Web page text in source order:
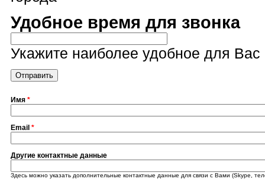
Удобное время для звонка
Укажите наиболее удобное для
Имя *
Email *
Другие контактные данные
Здесь можно указать дополнительные контактные данные для связи с Вами (Skype,